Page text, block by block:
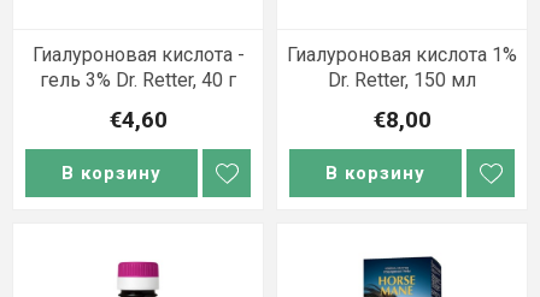
Гиалуроновая кислота -
гель 3% Dr. Retter, 40 г
€4,60
В корзину
Гиалуроновая кислота 1%
Dr. Retter, 150 мл
€8,00
В корзину